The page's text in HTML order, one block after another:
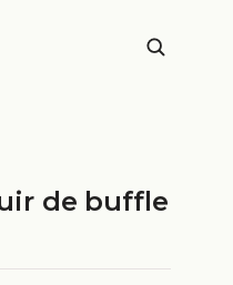
de buffle